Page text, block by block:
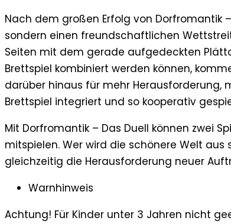
Nach dem großen Erfolg von Dorfromantik
sondern einen freundschaftlichen
Seiten mit dem gerade aufgedeckten
Brettspiel kombiniert werden können,
darüber hinaus für mehr Herausforderung,
Brettspiel integriert und so kooperativ
Mit Dorfromantik – Das Duell können zwei
mitspielen. Wer wird die schönere Welt
gleichzeitig die Herausforderung neuer
Warnhinweis
Achtung! Für Kinder unter 3 Jahren nicht